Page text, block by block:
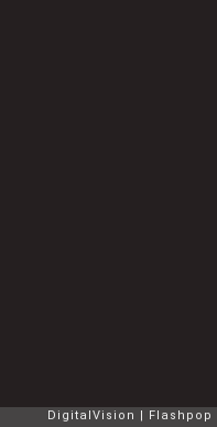
DigitalVision Flashpop